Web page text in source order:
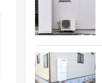
店舗によっ
店舗によっ
ー